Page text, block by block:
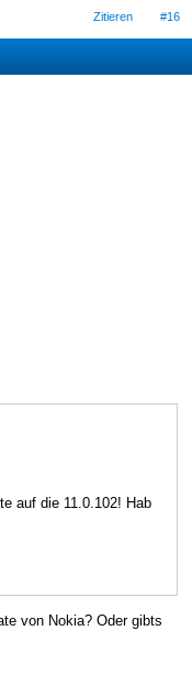
Zitieren #16
auf die 11.0.102! Hab
von Nokia? Oder gibts